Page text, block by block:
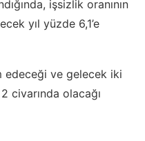
işsizlik oranının
yıl yüzde 6,1’e
edeceği ve gelecek iki
civarında olacağı